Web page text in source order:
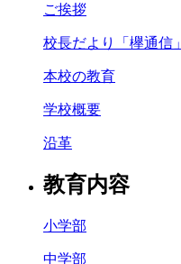
ご挨拶
校長だより「欅通信」
本校の教育
学校概要
沿革
教育内容
小学部
中学部